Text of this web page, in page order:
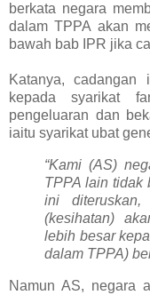
berkata negara
dalam TPPA akan
bawah bab IPR jika
Katanya, cadangan
kepada syarikat
pengeluaran dan
iaitu syarikat ubat
“Kami (AS)
TPPA lain tidak
ini
(kesihatan)
lebih besar
dalam TPPA)
Namun AS, negara